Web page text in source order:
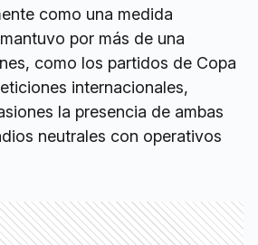
como una medida
por más de una
como los partidos de Copa
internacionales,
la presencia de ambas
neutrales con operativos